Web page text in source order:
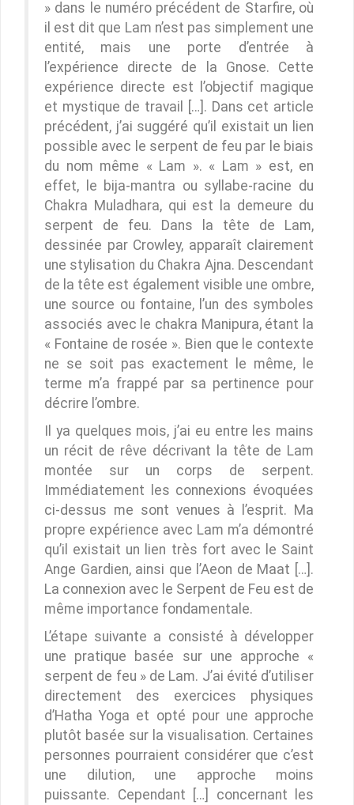
» dans le numéro précédent de Starfire, où
il est dit que Lam n’est pas simplement une
entité, mais une porte d’entrée à
l’expérience directe de la Gnose. Cette
expérience directe est l’objectif magique
et mystique de travail […]. Dans cet article
précédent, j’ai suggéré qu’il existait un lien
possible avec le serpent de feu par le biais
du nom même « Lam ». « Lam » est, en
effet, le bija-mantra ou syllabe-racine du
Chakra Muladhara, qui est la demeure du
serpent de feu. Dans la tête de Lam,
dessinée par Crowley, apparaît clairement
une stylisation du Chakra Ajna. Descendant
de la tête est également visible une ombre,
une source ou fontaine, l’un des symboles
associés avec le chakra Manipura, étant la
« Fontaine de rosée ». Bien que le contexte
ne se soit pas exactement le même, le
terme m’a frappé par sa pertinence pour
décrire l’ombre.
Il ya quelques mois, j’ai eu entre les mains
un récit de rêve décrivant la tête de Lam
montée sur un corps de serpent.
Immédiatement les connexions évoquées
ci-dessus me sont venues à l’esprit. Ma
propre expérience avec Lam m’a démontré
qu’il existait un lien très fort avec le Saint
Ange Gardien, ainsi que l’Aeon de Maat […].
La connexion avec le Serpent de Feu est de
même importance fondamentale.
L’étape suivante a consisté à développer
une pratique basée sur une approche «
serpent de feu » de Lam. J’ai évité d’utiliser
directement des exercices physiques
d’Hatha Yoga et opté pour une approche
plutôt basée sur la visualisation. Certaines
personnes pourraient considérer que c’est
une dilution, une approche moins
puissante. Cependant […] concernant les